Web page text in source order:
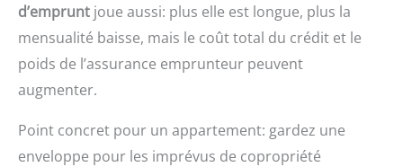
d’emprunt joue aussi: plus elle est longue, plus la
mensualité baisse, mais le coût total du crédit et le
poids de l’assurance emprunteur peuvent
augmenter.
Point concret pour un appartement: gardez une
enveloppe pour les imprévus de copropriété